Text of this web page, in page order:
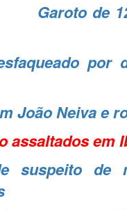
Garoto de
por
João Neiva e
assaltados em
suspeito de